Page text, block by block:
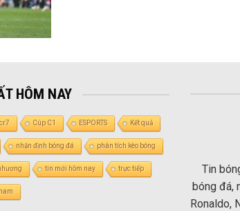
HÔM NAY
cr7 Cúp C1 ESPORTS Kết quả
nhận định bóng đá phân tích kèo bóng
tin mới hôm nay trực tiếp
Tin
bóng đá,
Ronaldo,